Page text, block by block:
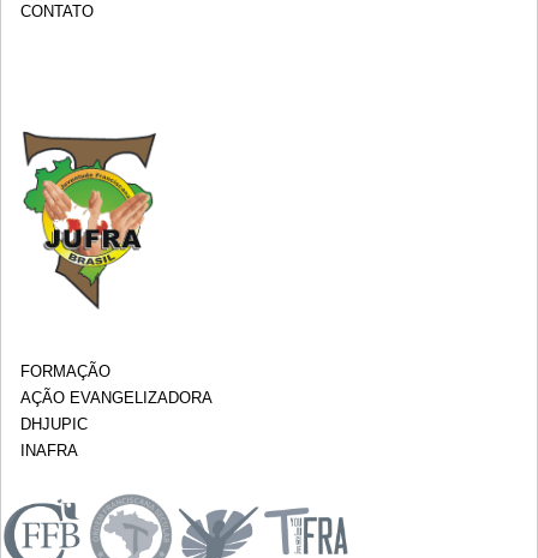
CONTATO
FORMAÇÃO
AÇÃO EVANGELIZADORA
DHJUPIC
INAFRA